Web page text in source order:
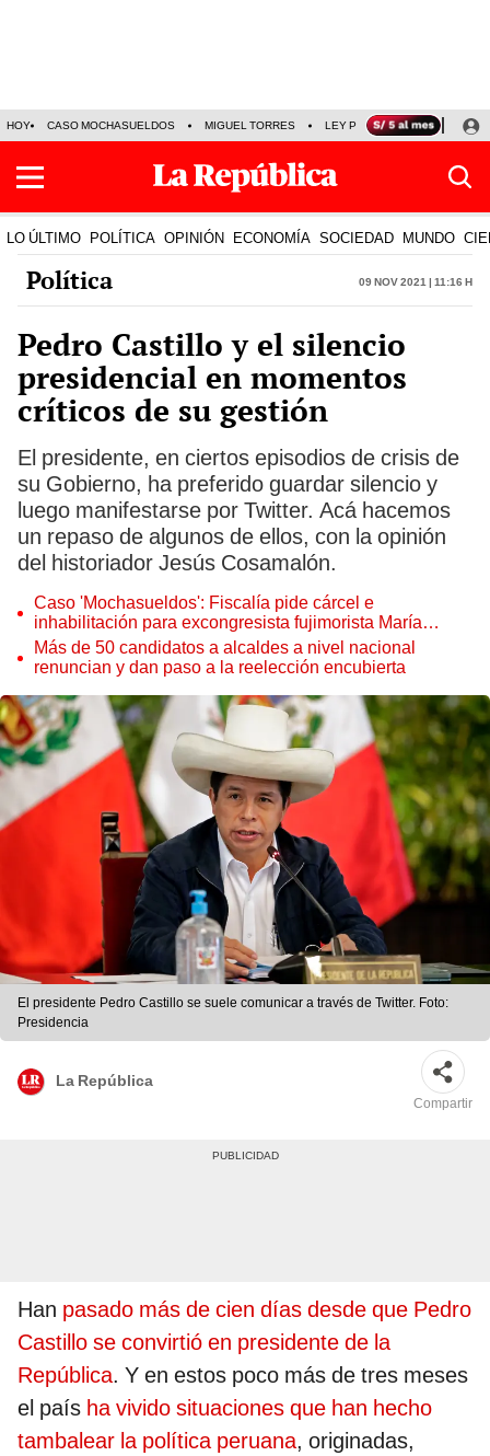
HOY CASO MOCHASUELDOS MIGUEL TORRES LEY PULPÍN PRECIO DEL
LO ÚLTIMO POLÍTICA OPINIÓN ECONOMÍA SOCIEDAD MUNDO
Política 09 Nov 2021 | 11:16 h
Pedro Castillo y el silencio
presidencial en momentos
críticos de su gestión
El presidente, en ciertos episodios de crisis de
su Gobierno, ha preferido guardar silencio y
luego manifestarse por Twitter. Acá hacemos
un repaso de algunos de ellos, con la opinión
del historiador Jesús Cosamalón.
Caso 'Mochasueldos': Fiscalía pide cárcel e
inhabilitación para excongresista fujimorista María
Cordero Jon Tay
Más de 50 candidatos a alcaldes a nivel nacional
renuncian y dan paso a la reelección encubierta
El presidente Pedro Castillo se suele comunicar a través de Twitter. Foto:
Presidencia
La República
Compartir
Han pasado más de cien días desde que Pedro
Castillo se convirtió en presidente de la
República. Y en estos poco más de tres meses
el país ha vivido situaciones que han hecho
tambalear la política peruana, originadas,